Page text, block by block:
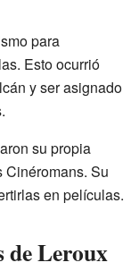
para
Esto ocurrió
y ser asignado
su propia
Su
en películas.
de Leroux